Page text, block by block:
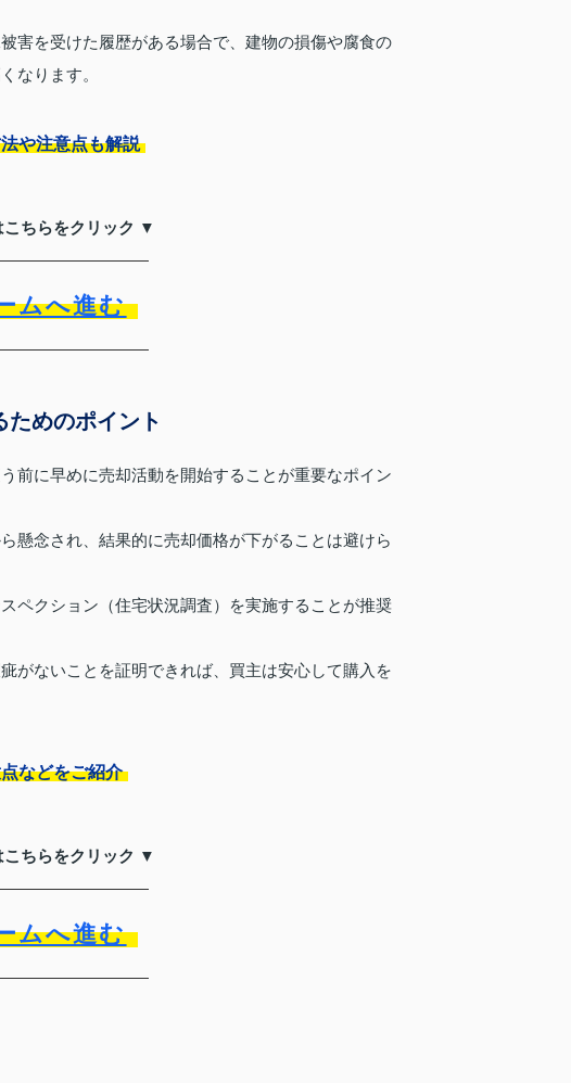
害を受けた履歴がある場合で、建物の損傷や腐食の
なります。
や注意点も解説
ちらをクリック ▼
ムへ進む
めのポイント
前に早めに売却活動を開始することが重要なポイン
懸念され、結果的に売却価格が下がることは避けら
ペクション（住宅状況調査）を実施することが推奨
がないことを証明できれば、買主は安心して購入を
などをご紹介
ちらをクリック ▼
ムへ進む